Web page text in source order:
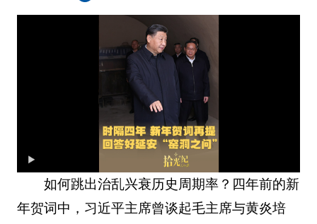
如何跳出治乱兴衰历史周期率？四年前的新
年贺词中，习近平主席曾谈起毛主席与黄炎培